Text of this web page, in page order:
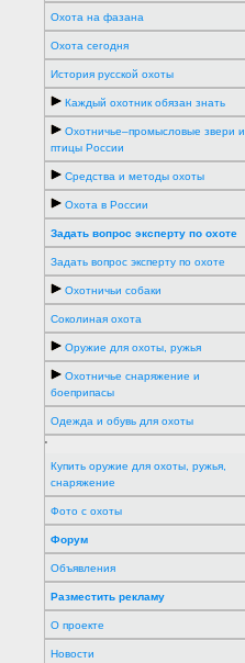
Охота на фазана
Охота сегодня
История русской охоты
Каждый охотник обязан знать
Охотничье–промысловые звери и
птицы России
Средства и методы охоты
Охота в России
Задать вопрос эксперту по охоте
Задать вопрос эксперту по охоте
Охотничьи собаки
Соколиная охота
Оружие для охоты, ружья
Охотничье снаряжение и
боеприпасы
Одежда и обувь для охоты
'
Купить оружие для охоты, ружья,
снаряжение
Фото с охоты
Форум
Объявления
Разместить рекламу
О проекте
Новости